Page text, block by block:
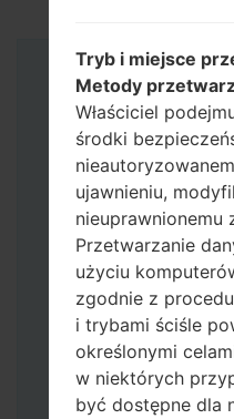
Tryb i miejsce
Metody
Właściciel
środki
ujawnieniu,
nieuprawnionemu
Przetwarzanie
użyciu
zgodnie z
i trybami ściśle
określonymi
w niektórych
być dostępne dla